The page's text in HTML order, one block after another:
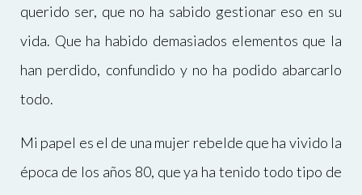
querido ser, que no ha sabido gestionar eso en su
vida. Que ha habido demasiados elementos que la
han perdido, confundido y no ha podido abarcarlo
todo.
Mi papel es el de una mujer rebelde que ha vivido la
época de los años 80, que ya ha tenido todo tipo de